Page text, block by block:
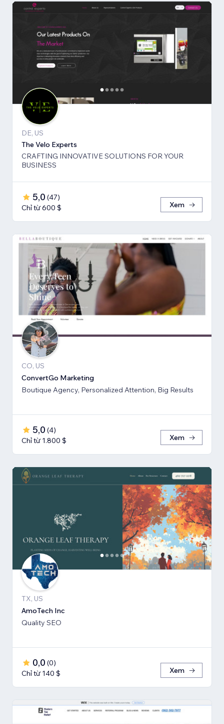
DE, US
The Velo Experts
CRAFTING INNOVATIVE SOLUTIONS FOR YOUR
BUSINESS
5,0 (47)
Chỉ từ 600 $
Xem
CO, US
ConvertGo Marketing
Boutique Agency, Personalized Attention, Big Results
5,0 (4)
Chỉ từ 1.800 $
Xem
TX, US
AmoTech Inc
Quality SEO
0,0 (0)
Chỉ từ 140 $
Xem